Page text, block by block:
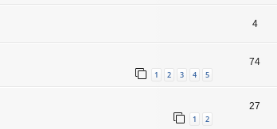
4
1 2 3 4 5
74
1 2
27